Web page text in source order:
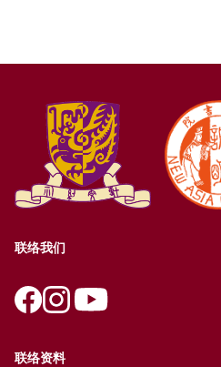
联络我们
联络资料